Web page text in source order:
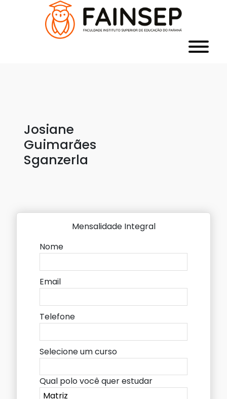
Josiane
Guimarães
Sganzerla
Mensalidade Integral
Nome
Email
Telefone
Selecione um curso
Qual polo você quer estudar